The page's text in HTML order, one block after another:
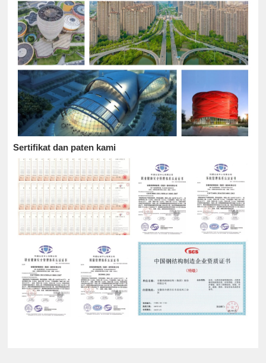
Sertifikat dan paten kami